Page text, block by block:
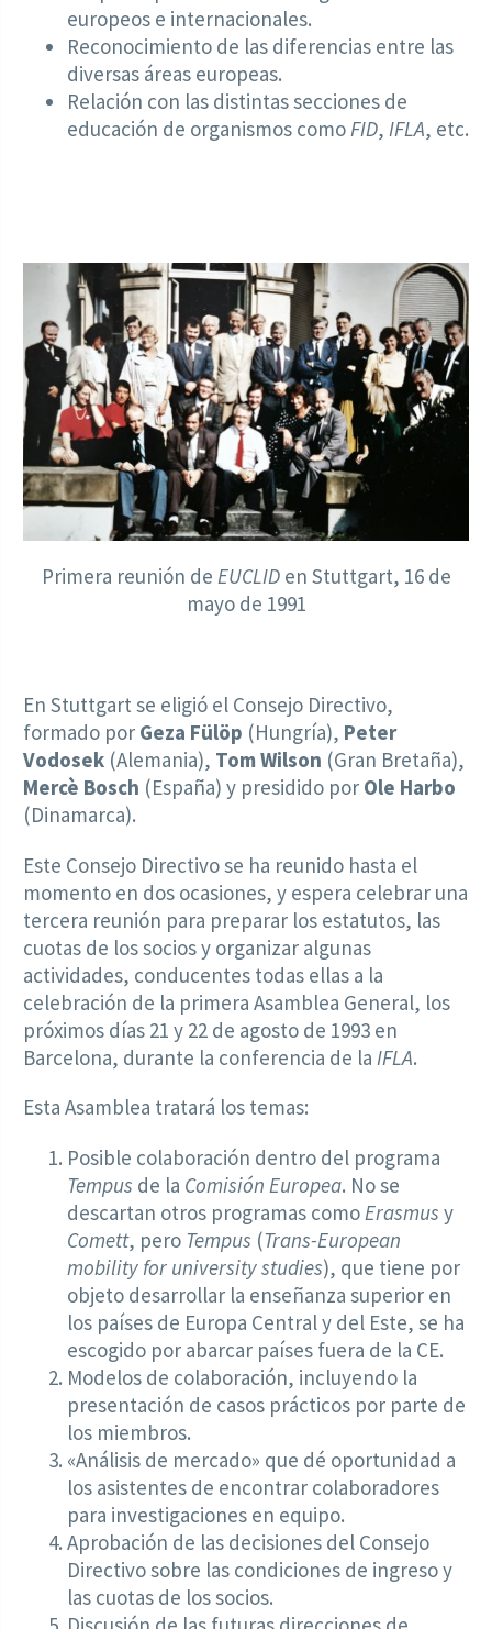
europeos e internacionales.
Reconocimiento de las diferencias entre las
diversas áreas europeas.
Relación con las distintas secciones de
educación de organismos como FID, IFLA, etc.
Primera reunión de EUCLIDen Stuttgart, 16 de
mayo de 1991
En Stuttgart se eligió el Consejo Directivo,
formado por Geza Fülöp (Hungría), Peter
Vodosek (Alemania), Tom Wilson (Gran Bretaña),
Mercè Bosch (España) y presidido por Ole Harbo
(Dinamarca).
Este Consejo Directivo se ha reunido hasta el
momento en dos ocasiones, y espera celebrar una
tercera reunión para preparar los estatutos, las
cuotas de los socios y organizar algunas
actividades, conducentes todas ellas a la
celebración de la primera Asamblea General, los
próximos días 21 y 22 de agosto de 1993 en
Barcelona, durante la conferencia de la IFLA.
Esta Asamblea tratará los temas:
Posible colaboración dentro del programa
Tempus de la Comisión Europea. No se
descartan otros programas comoErasmus y
Comett, pero Tempus (Trans-European
mobility for university studies), que tiene por
objeto desarrollar la enseñanza superior en
los países de Europa Central y del Este, se ha
escogido por abarcar países fuera de la CE.
Modelos de colaboración, incluyendo la
presentación de casos prácticos por parte de
los miembros.
«Análisis de mercado» que dé oportunidad a
los asistentes de encontrar colaboradores
para investigaciones en equipo.
Aprobación de las decisiones del Consejo
Directivo sobre las condiciones de ingreso y
las cuotas de los socios.